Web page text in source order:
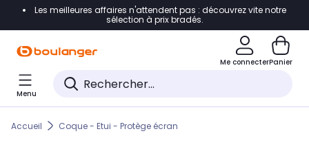
Accéder directement à la navigation
Accéder directement au pied de page
Accéder directement au chatbot
Les meilleures affaires n'attendent pas : découvrez vite notre
sélection à prix bradés.
Me connecterPanier
Menu
Accueil Coque - Etui - Protège écran